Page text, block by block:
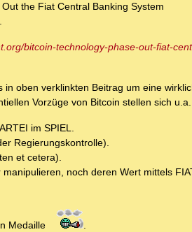
the Fiat Central Banking System
bitcoin-technology-phase-out-fiat-
oben verklinkten Beitrag um eine
Vorzüge von Bitcoin stellen sich
im SPIEL.
Regierungskontrolle).
et cetera).
noch deren Wert mittels
Medaille .